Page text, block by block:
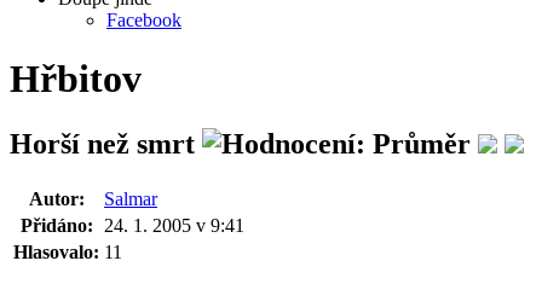
Facebook
Hřbitov
Horší než smrt
Autor:
Salmar
Přidáno:
24. 1. 2005 v 9:41
Hlasovalo: 11